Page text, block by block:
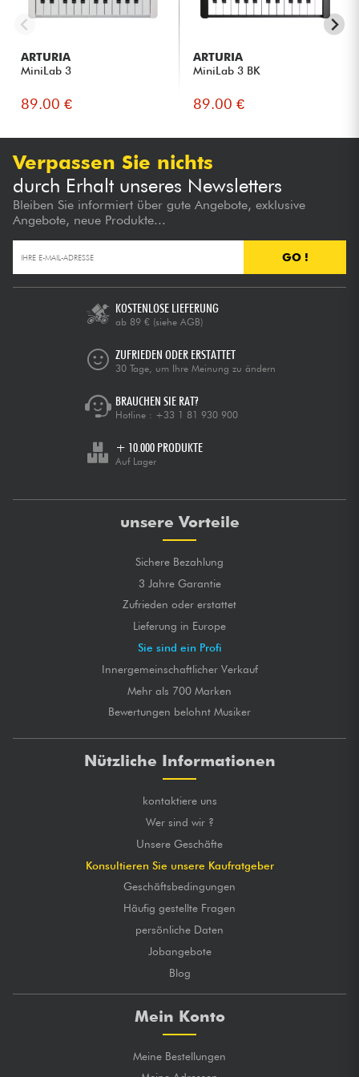
ARTURIA
MiniLab 3
89.00 €
ARTURIA
MiniLab 3 BK
89.00 €
Verpassen Sie nichts
durch Erhalt unseres Newsletters
Bleiben Sie informiert über gute Angebote, exklusive
Angebote, neue Produkte...
GO !
KOSTENLOSE LIEFERUNG
ab 89 € (siehe AGB)
ZUFRIEDEN ODER ERSTATTET
30 Tage, um Ihre Meinung zu ändern
BRAUCHEN SIE RAT?
Hotline : +33 1 81 930 900
+ 10.000 PRODUKTE
Auf Lager
unsere Vorteile
Sichere Bezahlung
3 Jahre Garantie
Zufrieden oder erstattet
Lieferung in Europe
Sie sind ein Profi
Innergemeinschaftlicher Verkauf
Mehr als 700 Marken
Bewertungen belohnt Musiker
Nützliche Informationen
kontaktiere uns
Wer sind wir ?
Unsere Geschäfte
Konsultieren Sie unsere Kaufratgeber
Geschäftsbedingungen
Häufig gestellte Fragen
persönliche Daten
Jobangebote
Blog
Mein Konto
Meine Bestellungen